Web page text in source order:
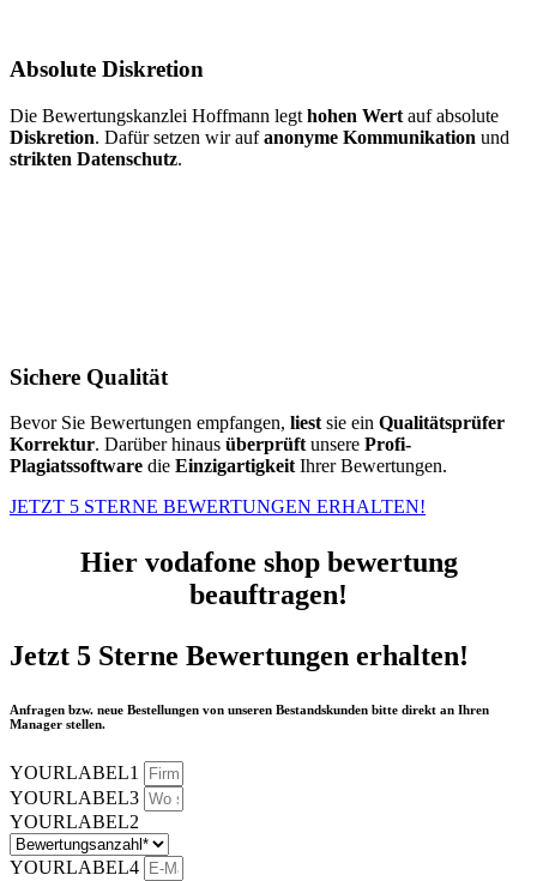
Absolute Diskretion
Die Bewertungskanzlei Hoffmann legt hohen Wert auf absolute
Diskretion. Dafür setzen wir aufanonyme Kommunikation und
strikten Datenschutz.
Sichere Qualität
Bevor Sie Bewertungen empfangen, liest sie ein Qualitätsprüfer
Korrektur. Darüber hinaus überprüft unsere Profi-
Plagiatssoftware die Einzigartigkeit Ihrer Bewertungen.
JETZT 5 STERNE BEWERTUNGEN ERHALTEN!
Hier vodafone shop bewertung
beauftragen!
Jetzt 5 Sterne Bewertungen erhalten!
Anfragen bzw. neue Bestellungen von unseren Bestandskunden bitte direkt an Ihren
Manager stellen.
YOURLABEL1
YOURLABEL3
YOURLABEL2
YOURLABEL4